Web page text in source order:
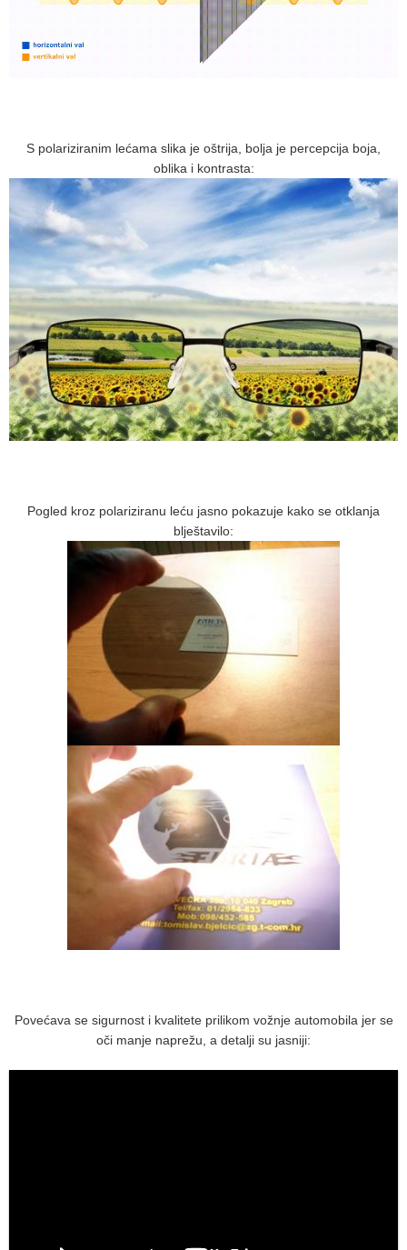
S polariziranim lećama slika je oštrija, bolja je percepcija boja,
oblika i kontrasta:
Pogled kroz polariziranu leću jasno pokazuje kako se otklanja
blještavilo:
Povećava se sigurnost i kvalitete prilikom vožnje automobila jer se
oči manje naprežu, a detalji su jasniji: